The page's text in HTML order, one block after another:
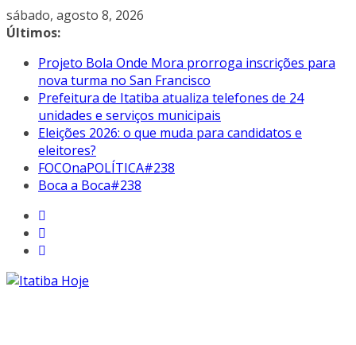
Pular
para
conteúdo
sábado, agosto 8, 2026
Últimos:
Projeto Bola Onde Mora prorroga inscrições para
nova turma no San Francisco
Prefeitura de Itatiba atualiza telefones de 24
unidades e serviços municipais
Eleições 2026: o que muda para candidatos e
eleitores?
FOCOnaPOLÍTICA#238
Boca a Boca#238